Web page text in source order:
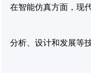
在智能仿真方面，现
分析、设计和发展等